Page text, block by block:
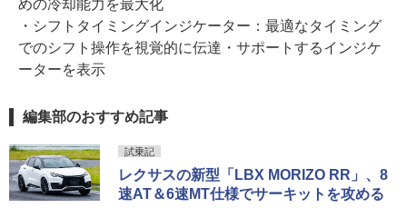
めの冷却能力を最大化
・シフトタイミングインジケーター：最適なタイミング
でのシフト操作を視覚的に伝達・サポートするインジケ
ーターを表示
編集部のおすすめ記事
試乗記
レクサスの新型「LBX MORIZO RR」、8
速AT＆6速MT仕様でサーキットを攻める